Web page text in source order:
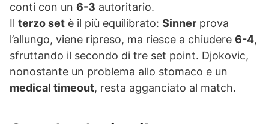
conti con un 6-3 autoritario.
Il terzo set è il più equilibrato: Sinner prova
l’allungo, viene ripreso, ma riesce a chiudere 6-4,
sfruttando il secondo di tre set point. Djokovic,
nonostante un problema allo stomaco e un
medical timeout, resta agganciato al match.